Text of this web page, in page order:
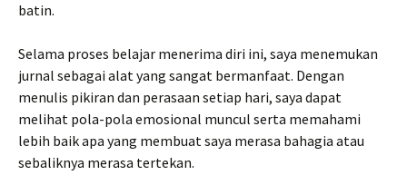
batin.
Selama proses belajar menerima diri ini, saya menemukan
jurnal sebagai alat yang sangat bermanfaat. Dengan
menulis pikiran dan perasaan setiap hari, saya dapat
melihat pola-pola emosional muncul serta memahami
lebih baik apa yang membuat saya merasa bahagia atau
sebaliknya merasa tertekan.